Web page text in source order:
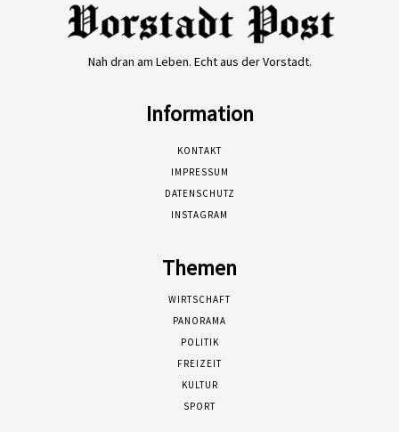
Nah dran am Leben. Echt aus der Vorstadt.
Information
KONTAKT
IMPRESSUM
DATENSCHUTZ
INSTAGRAM
Themen
WIRTSCHAFT
PANORAMA
POLITIK
FREIZEIT
KULTUR
SPORT